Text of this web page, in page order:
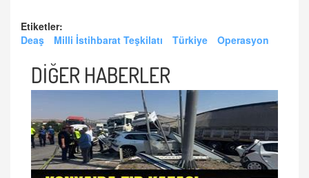
Etiketler:
Deaş
Milli İstihbarat Teşkilatı Türkiye Operasyon
DİĞER HABERLER